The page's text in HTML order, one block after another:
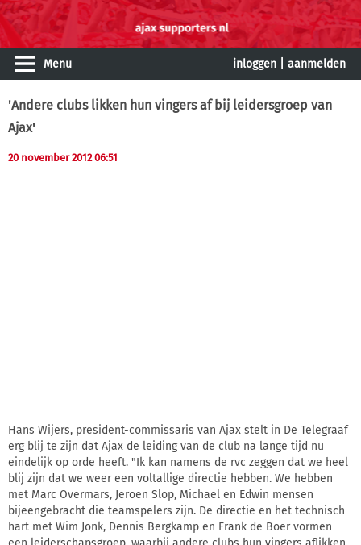
Menu inloggen aanmelden
'Andere clubs likken hun vingers af bij leidersgroep van
Ajax'
20 november 2012 06:51
Hans Wijers, president-commissaris van Ajax stelt in De Telegraaf
erg blij te zijn dat Ajax de leiding van de club na lange tijd nu
eindelijk op orde heeft. "Ik kan namens de rvc zeggen dat we heel
blij zijn dat we weer een voltallige directie hebben. We hebben
met Marc Overmars, Jeroen Slop, Michael en Edwin mensen
bijeengebracht die teamspelers zijn. De directie en het technisch
hart met Wim Jonk, Dennis Bergkamp en Frank de Boer vormen